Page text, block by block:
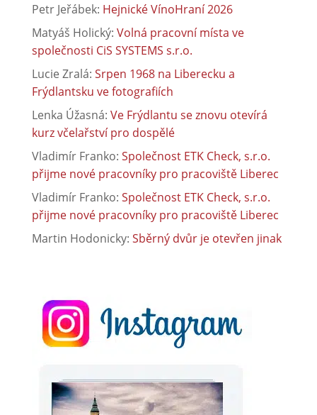
Petr Jeřábek: Hejnické VínoHraní 2026
Matyáš Holický: Volná pracovní místa ve
společnosti CiS SYSTEMS s.r.o.
Lucie Zralá: Srpen 1968 na Liberecku a
Frýdlantsku ve fotografiích
Lenka Úžasná: Ve Frýdlantu se znovu otevírá
kurz včelařství pro dospělé
Vladimír Franko: Společnost ETK Check, s.r.o.
přijme nové pracovníky pro pracoviště Liberec
Vladimír Franko: Společnost ETK Check, s.r.o.
přijme nové pracovníky pro pracoviště Liberec
Martin Hodonicky: Sběrný dvůr je otevřen jinak